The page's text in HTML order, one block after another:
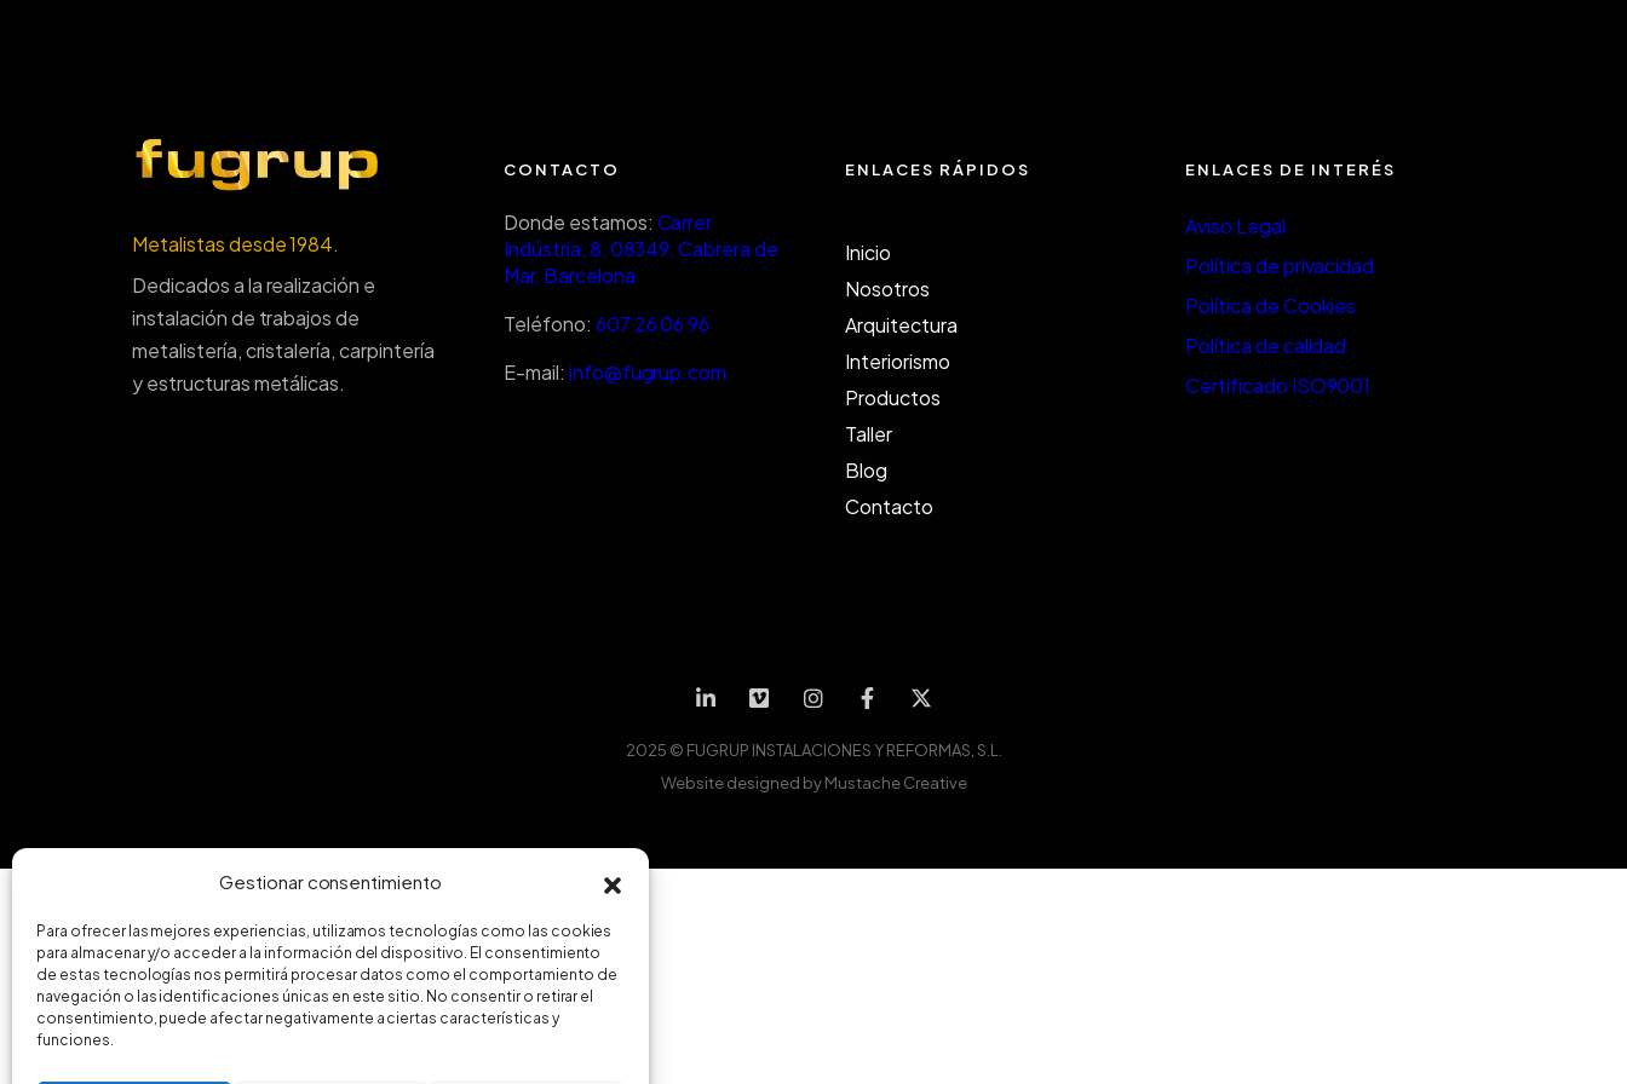
Gestionar consentimiento
Para ofrecer las mejores experiencias, utilizamos tecnologías como las cookies
para almacenar y/o acceder a la información del dispositivo. El consentimiento
de estas tecnologías nos permitirá procesar datos como el comportamiento de
navegación o las identificaciones únicas en este sitio. No consentir o retirar el
consentimiento, puede afectar negativamente a ciertas características y
funciones.
Metalistas desde 1984.
Dedicados a la realización e
instalación de trabajos de
metalistería, cristalería, carpintería
y estructuras metálicas.
CONTACTO
Donde estamos: Carrer
Indústria, 8, 08349, Cabrera de
Mar, Barcelona
Teléfono: 607 26 06 96
E-mail: info@fugrup.com
ENLACES RÁPIDOS
Inicio
Nosotros
Arquitectura
Interiorismo
Productos
Taller
Blog
Contacto
ENLACES DE INTERÉS
Aviso Legal
Política de privacidad
Política de Cookies
Política de calidad
Certificado ISO9001
2025 © FUGRUP INSTALACIONES Y REFORMAS, S.L.
Website designed byMustache Creative